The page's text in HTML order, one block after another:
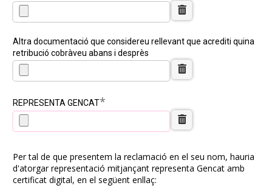
Altra documentació que considereu rellevant que acrediti quina
retribució cobràveu abans i desprès
REPRESENTA GENCAT*
Per tal de que presentem la reclamació en el seu nom, hauria
d'atorgar representació mitjançant representa Gencat amb
certificat digital, en el següent enllaç: